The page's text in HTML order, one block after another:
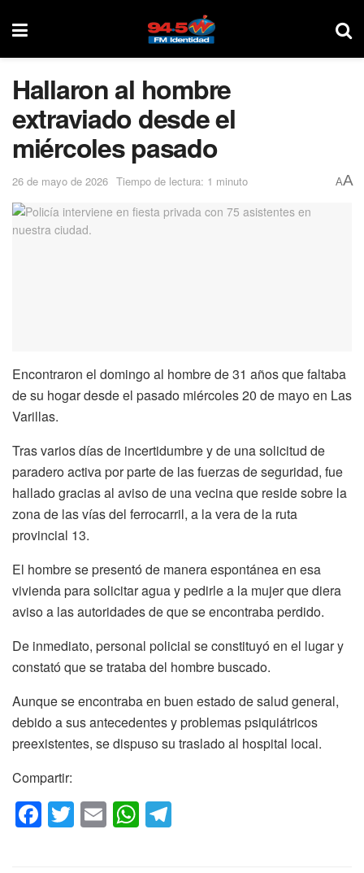
Hallaron al hombre
extraviado desde el
miércoles pasado
26 de mayo de 2026 Tiempo de lectura: 1 minuto AA
Encontraron el domingo al hombre de 31 años que faltaba
de su hogar desde el pasado miércoles 20 de mayo en Las
Varillas.
Tras varios días de incertidumbre y de una solicitud de
paradero activa por parte de las fuerzas de seguridad, fue
hallado gracias al aviso de una vecina que reside sobre la
zona de las vías del ferrocarril, a la vera de la ruta
provincial 13.
El hombre se presentó de manera espontánea en esa
vivienda para solicitar agua y pedirle a la mujer que diera
aviso a las autoridades de que se encontraba perdido.
De inmediato, personal policial se constituyó en el lugar y
constató que se trataba del hombre buscado.
Aunque se encontraba en buen estado de salud general,
debido a sus antecedentes y problemas psiquiátricos
preexistentes, se dispuso su traslado al hospital local.
Compartir:
F T E W